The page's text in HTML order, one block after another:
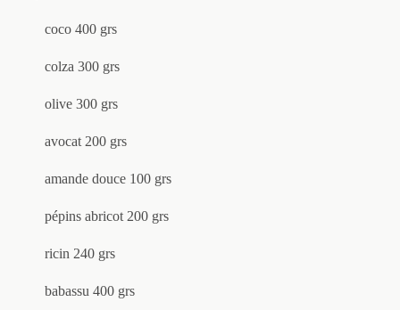
coco 400 grs
colza 300 grs
olive 300 grs
avocat 200 grs
amande douce 100 grs
pépins abricot 200 grs
ricin 240 grs
babassu 400 grs